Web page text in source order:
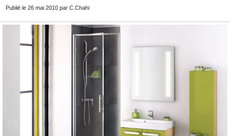
Publié le 26 mai 2010 par C.Chahi